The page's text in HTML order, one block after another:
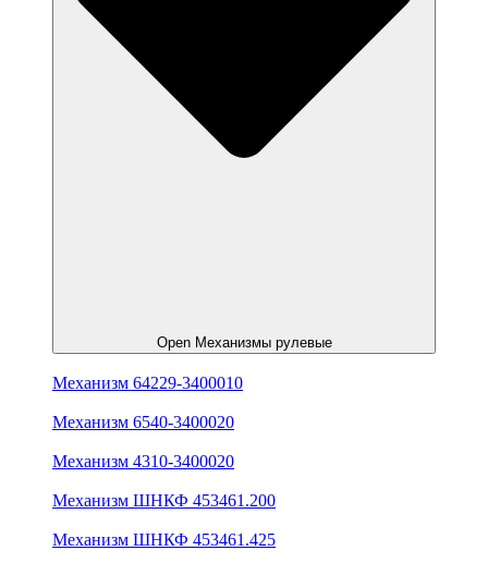
Open Механизмы рулевые
Механизм 64229-3400010
Механизм 6540-3400020
Механизм 4310-3400020
Механизм ШНКФ 453461.200
Механизм ШНКФ 453461.425